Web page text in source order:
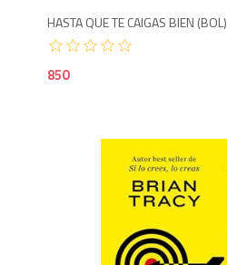
HASTA QUE TE CAIGAS BIEN (BOL)
850